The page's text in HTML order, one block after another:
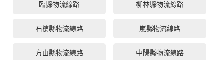
臨縣物流線路 柳林縣物流線路
石樓縣物流線路 嵐縣物流線路
方山縣物流線路 中陽縣物流線路